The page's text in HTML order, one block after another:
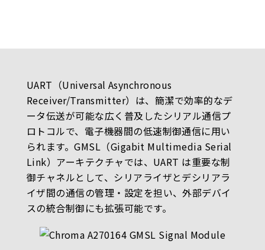
UART（Universal Asynchronous
Receiver/Transmitter）は、簡潔で効率的なデ
ータ伝送が可能な広く普及したシリアル通信プ
ロトコルで、電子機器間の低速制御通信に用い
られます。GMSL（Gigabit Multimedia Serial
Link）アーキテクチャでは、UART は重要な制
御チャネルとして、シリアライザとデシリアラ
イザ間の通信の管理・設定を担い、外部デバイ
スの統合制御にも拡張可能です。